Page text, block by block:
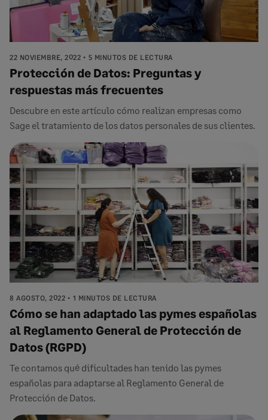
22 NOVIEMBRE, 2022 5 MINUTOS DE LECTURA
Protección de Datos: Preguntas y
respuestas más frecuentes
Descubre en este artículo cómo realizan empresas como
Sage el tratamiento de los datos personales de sus clientes.
8 AGOSTO, 2022 1 MINUTOS DE LECTURA
Cómo se han adaptado las pymes españolas
al Reglamento General de Protección de
Datos (RGPD)
Te contamos qué dificultades han tenido las pymes
españolas para adaptarse al Reglamento General de
Protección de Datos.